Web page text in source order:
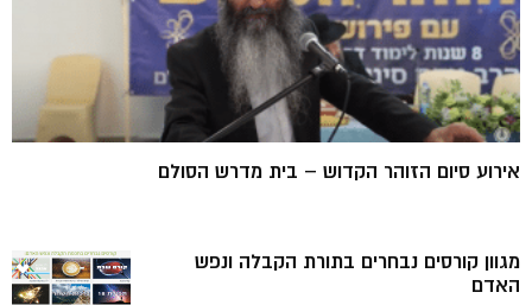
אירוע סיום הזוהר הקדוש – בית מדרש הסולם
מגוון קורסים נבחרים בתורת הקבלה ונפש
האדם